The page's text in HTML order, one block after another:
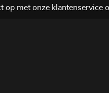
op met onze klantenservice